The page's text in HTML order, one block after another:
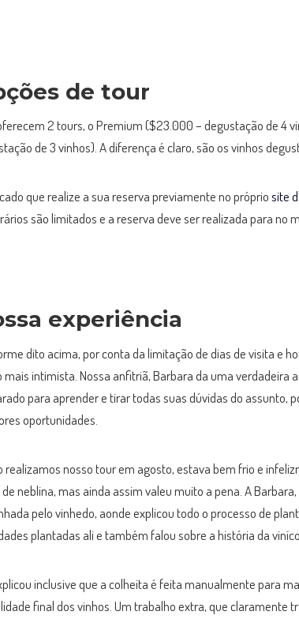
de tour
2 tours, o Premium ($23.000 – degustação de 4
de 3 vinhos). A diferença é claro, são os vinhos
que realize a sua reserva previamente no própriosite
são limitados e a reserva deve ser realizada para no
experiência
dito acima, por conta da limitação de dias de visita e
mais intimista. Nossa anfitriã, Barbara da uma verdadeira
para aprender e tirar todas suas dúvidas do assunto,
oportunidades.
realizamos nosso tour em agosto, estava bem frio e
neblina, mas ainda assim valeu muito a pena. A
pelo vinhedo, aonde explicou todo o processo de
plantadas ali e também falou sobre a história da
inclusive que a colheita é feita manualmente para
final dos vinhos. Um trabalho extra, que claramente